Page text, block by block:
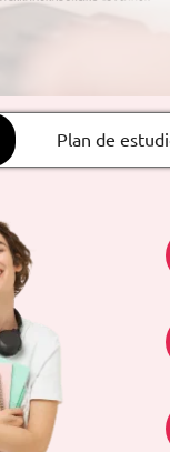
Plan de